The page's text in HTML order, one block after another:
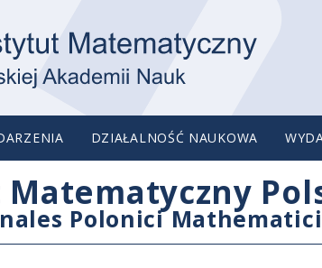
DZIAŁALNOŚĆ NAUKOWA
Polonici Mathematici